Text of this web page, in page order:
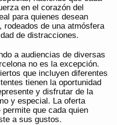
en el corazón del
para quienes desean
rodeados de una atmósfera
de distracciones.
a audiencias de diversas
no es la excepción.
que incluyen diferentes
tienen la oportunidad
y disfrutar de la
y especial. La oferta
que cada quien
a sus gustos.